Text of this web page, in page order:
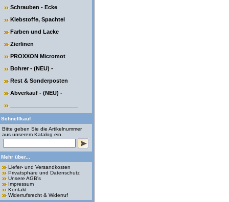
Schrauben - Ecke
Klebstoffe, Spachtel
Farben und Lacke
Zierlinen
PROXXON Micromot
Bohrer - (NEU) -
Rest & Sonderposten
Abverkauf - (NEU) -
Schnellkauf
Bitte geben Sie die Artikelnummer
aus unserem Katalog ein.
Mehr über...
Liefer- und Versandkosten
Privatsphäre und Datenschutz
Unsere AGB's
Impressum
Kontakt
Widerrufsrecht & Widerruf